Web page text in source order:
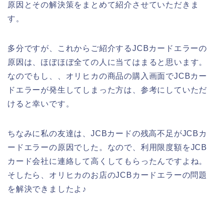
原因とその解決策をまとめて紹介させていただきま
す。
多分ですが、これからご紹介するJCBカードエラーの
原因は、ほぼほぼ全ての人に当てはまると思います。
なのでもし、、オリヒカの商品の購入画面でJCBカー
ドエラーが発生してしまった方は、参考にしていただ
けると幸いです。
ちなみに私の友達は、JCBカードの残高不足がJCBカ
ードエラーの原因でした。なので、利用限度額をJCB
カード会社に連絡して高くしてもらったんですよね。
そしたら、オリヒカのお店のJCBカードエラーの問題
を解決できましたよ♪